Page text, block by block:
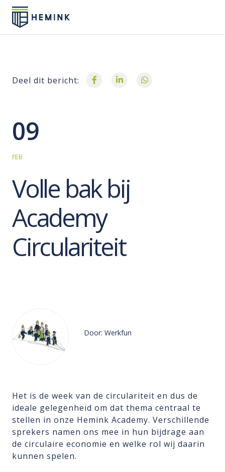
Deel dit bericht:
09
FEB
Volle bak bij
Academy
Circulariteit
Door: Werkfun
Het is de week van de circulariteit en dus de
ideale gelegenheid om dat thema centraal te
stellen in onze Hemink Academy. Verschillende
sprekers namen ons mee in hun bijdrage aan
de circulaire economie en welke rol wij daarin
kunnen spelen.